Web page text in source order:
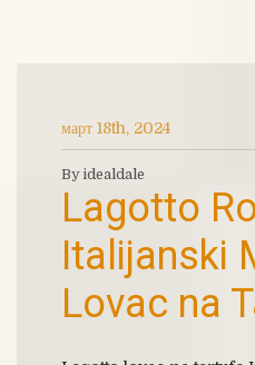
март 18th, 2024
By idealdale
Lagotto
Italijanski
Lovac na